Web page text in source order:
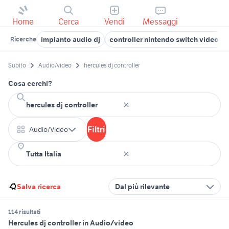
Home Cerca Vendi Messaggi
Ricerche impianto audio dj controller nintendo switch
Subito Audio/video hercules dj controller
Cosa cerchi?
Audio/Video Filtri
Salva ricerca Dal più rilevante
114 risultati
Hercules dj controller in Audio/video